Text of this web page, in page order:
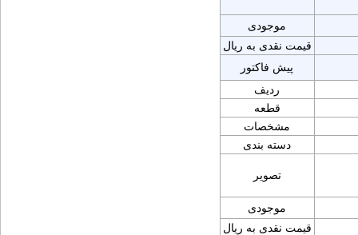
موجودی
قیمت نقدی به ریال
پیش فاکتور
ردیف
قطعه
مشخصات
دسته بندی
تصویر
موجودی
قیمت نقدی به ریال